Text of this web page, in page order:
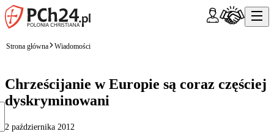
Strona główna Wiadomości
Chrześcijanie w Europie są coraz częściej
dyskryminowani
2 października 2012